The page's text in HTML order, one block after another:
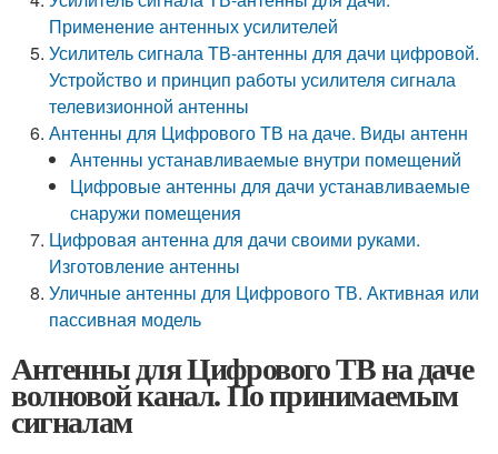
Применение антенных усилителей
Усилитель сигнала ТВ-антенны для дачи цифровой.
Устройство и принцип работы усилителя сигнала
телевизионной антенны
Антенны для Цифрового ТВ на даче. Виды антенн
Антенны устанавливаемые внутри помещений
Цифровые антенны для дачи устанавливаемые
снаружи помещения
Цифровая антенна для дачи своими руками.
Изготовление антенны
Уличные антенны для Цифрового ТВ. Активная или
пассивная модель
Антенны для Цифрового ТВ на даче
волновой канал. По принимаемым
сигналам